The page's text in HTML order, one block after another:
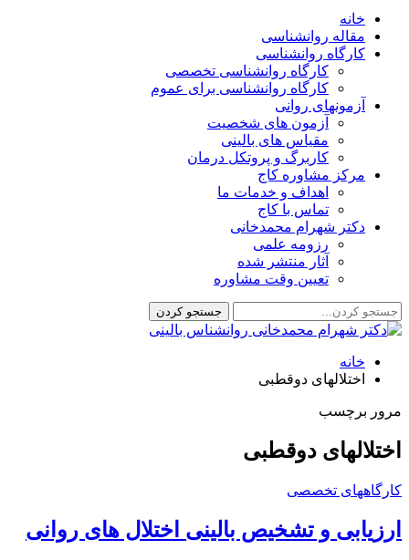
خانه
مقاله روانشناسی
کارگاه روانشناسی
کارگاه روانشناسی تخصصی
کارگاه روانشناسی برای عموم
آزمونهای روانی
آزمون های شخصیت
مقیاس های بالینی
کاربرگ و پروتکل درمان
مرکز مشاوره کاج
اهداف و خدمات ما
تماس با کاج
دکتر شهرام محمدخانی
رزومه علمی
آثار منتشر شده
تعیین وقت مشاوره
خانه
اختلالهای دوقطبی
مرور برچسب
اختلالهای دوقطبی
کارگاههای تخصصی
ارزیابی و تشخیص بالینی اختلال های روانی